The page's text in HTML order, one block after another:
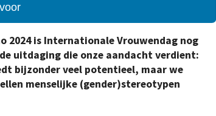
2024 is Internationale Vrouwendag nog
uitdaging die onze aandacht verdient:
bijzonder veel potentieel, maar we
menselijke (gender)stereotypen